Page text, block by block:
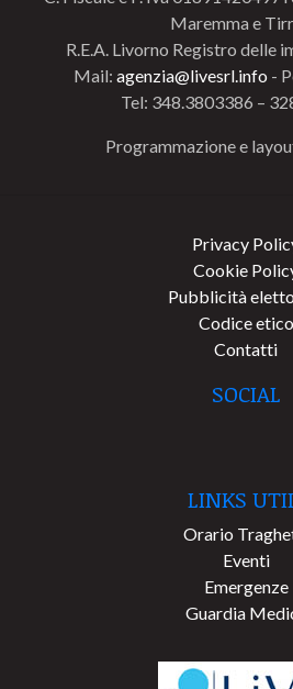
Maremma e
R.E.A. Livorno Registro delle
Mail: agenzia@livesrl.info -
Tel: 348.3803386 –
Programmazione e
Privacy
Cookie
Pubblicità
Codice etico
Contatti
SOCIAL
LINKS
Orario
Eventi
Emergenze
Guardia